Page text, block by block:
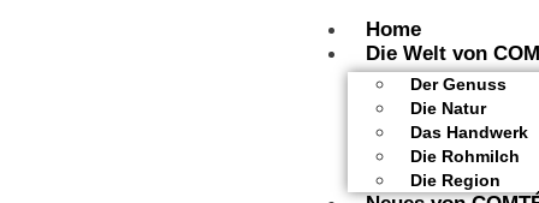
Home
Die Welt von
Der Genuss
Die Natur
Das Handwerk
Die Rohmilch
Die Region